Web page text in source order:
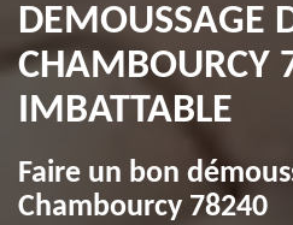
DEMOUSSAGE
CHAMBOURCY
IMBATTABLE
Faire un bon
Chambourcy 78240